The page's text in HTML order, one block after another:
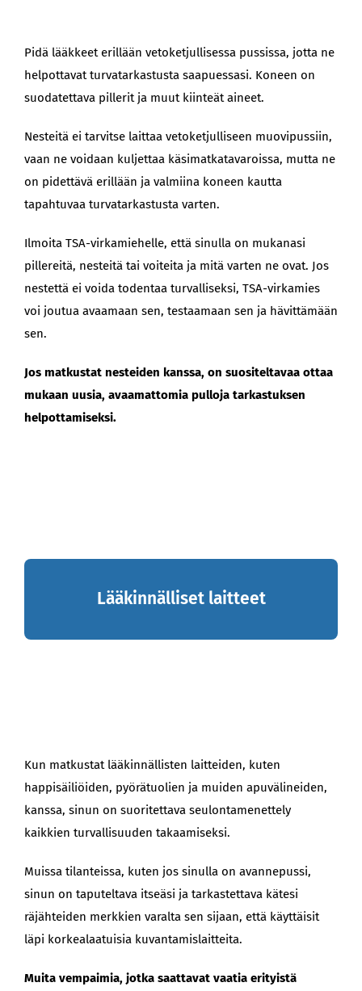
Pidä lääkkeet erillään vetoketjullisessa pussissa, jotta ne
helpottavat turvatarkastusta saapuessasi. Koneen on
suodatettava pillerit ja muut kiinteät aineet.
Nesteitä ei tarvitse laittaa vetoketjulliseen muovipussiin,
vaan ne voidaan kuljettaa käsimatkatavaroissa, mutta ne
on pidettävä erillään ja valmiina koneen kautta
tapahtuvaa turvatarkastusta varten.
Ilmoita TSA-virkamiehelle, että sinulla on mukanasi
pillereitä, nesteitä tai voiteita ja mitä varten ne ovat. Jos
nestettä ei voida todentaa turvalliseksi, TSA-virkamies
voi joutua avaamaan sen, testaamaan sen ja hävittämään
sen.
Jos matkustat nesteiden kanssa, on suositeltavaa ottaa
mukaan uusia, avaamattomia pulloja tarkastuksen
helpottamiseksi.
Lääkinnälliset laitteet
Kun matkustat lääkinnällisten laitteiden, kuten
happisäiliöiden, pyörätuolien ja muiden apuvälineiden,
kanssa, sinun on suoritettava seulontamenettely
kaikkien turvallisuuden takaamiseksi.
Muissa tilanteissa, kuten jos sinulla on avannepussi,
sinun on taputeltava itseäsi ja tarkastettava kätesi
räjähteiden merkkien varalta sen sijaan, että käyttäisit
läpi korkealaatuisia kuvantamislaitteita.
Muita vempaimia, jotka saattavat vaatia erityistä